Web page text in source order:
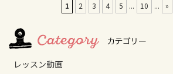
1 2 3 4 5 ... 10 ... »
レッスン動画